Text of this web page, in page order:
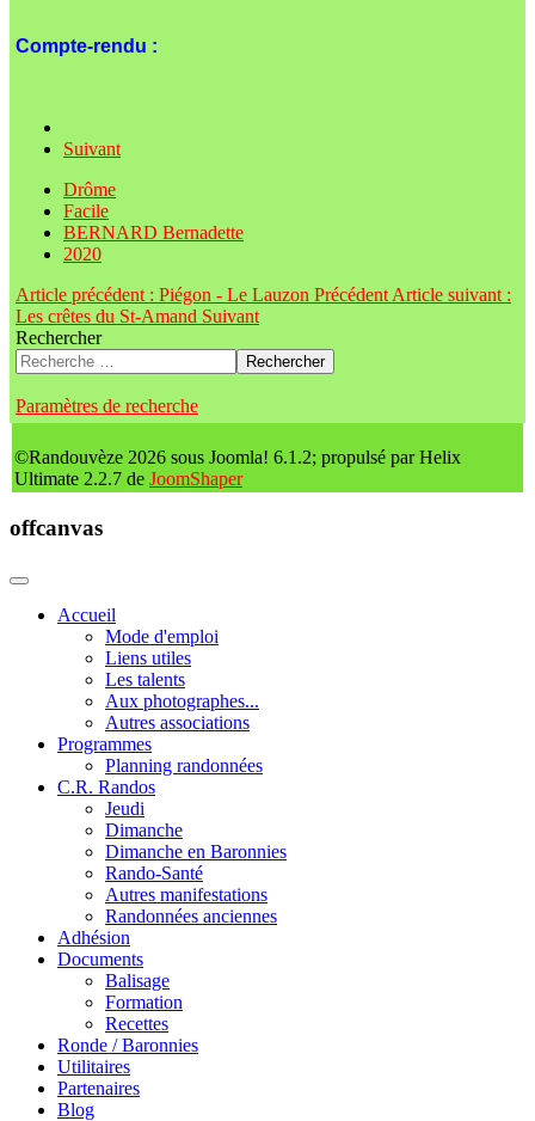
Compte-rendu :
Suivant
Drôme
Facile
BERNARD Bernadette
2020
Article précédent : Piégon - Le Lauzon Précédent Article suivant :
Les crêtes du St-Amand Suivant
Rechercher
Rechercher
Paramètres de recherche
©Randouvèze 2026 sous Joomla! 6.1.2; propulsé par Helix
Ultimate 2.2.7 de JoomShaper
offcanvas
Accueil
Mode d'emploi
Liens utiles
Les talents
Aux photographes...
Autres associations
Programmes
Planning randonnées
C.R. Randos
Jeudi
Dimanche
Dimanche en Baronnies
Rando-Santé
Autres manifestations
Randonnées anciennes
Adhésion
Documents
Balisage
Formation
Recettes
Ronde / Baronnies
Utilitaires
Partenaires
Blog